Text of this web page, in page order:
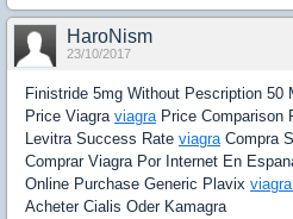
HaroNism
23/10/2017
Finistride 5mg Without Pescription 50
Price Viagra viagraPrice Comparison
Levitra Success Rate viagraCompra
Comprar Viagra Por Internet En
Online Purchase Generic Plavix
Acheter Cialis Oder Kamagra